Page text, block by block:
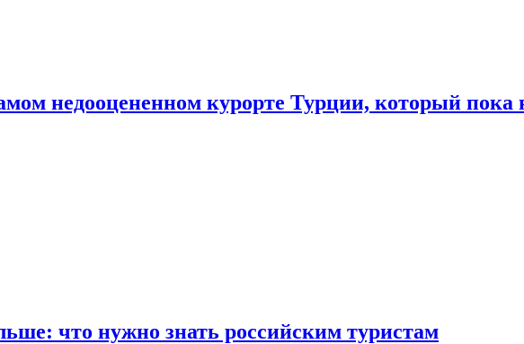
недооцененном курорте Турции, который пока
что нужно знать российским туристам